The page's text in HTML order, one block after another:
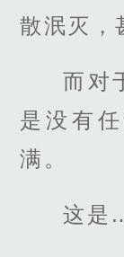
散泯灭，
而对
是没有
满。
这是